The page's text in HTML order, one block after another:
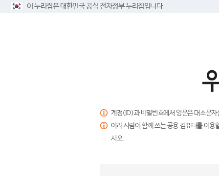
이 누리집은 대한민국 공식 전자정부 누리집입니다.
계정(ID)과 비밀번호에서 영문은 대소문
여러 사람이 함께 쓰는 공용 컴퓨터를 이
시오.